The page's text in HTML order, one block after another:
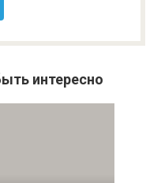
интересно